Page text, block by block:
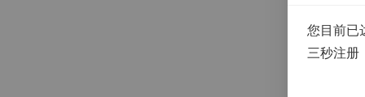
您目前已
三秒注册